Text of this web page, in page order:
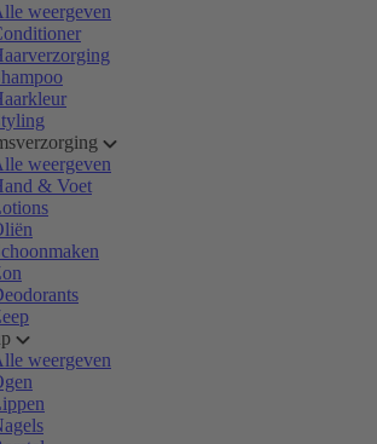
weergeven
weergeven
& Voet
weergeven